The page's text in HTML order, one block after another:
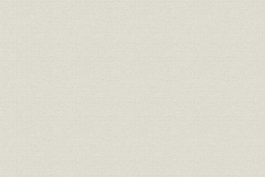
北支製薬株式会社の設立
北支製薬の経営と活動
業績の急進と創立25周年
3. 戦時統制と目黒工場および岡崎工場
戦時医薬品統制の進展
統制の強化と製薬業
統制化の万有製薬